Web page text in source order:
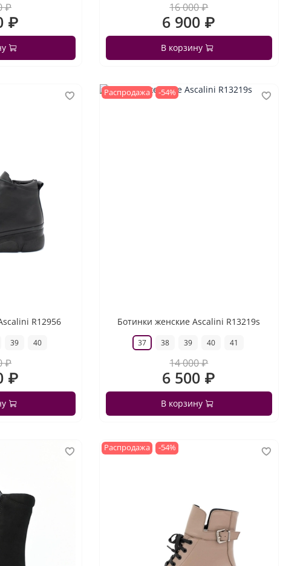
₽
₽
16 000 ₽
6 900 ₽
В корзину
R12956
39 40
₽
₽
Распродажа -54%
Ботинки женские Ascalini R13219s
37 38 39 40 41
14 000 ₽
6 500 ₽
В корзину
Распродажа -54%